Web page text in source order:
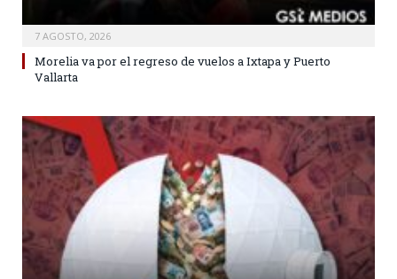
7 AGOSTO, 2026
Morelia va por el regreso de vuelos a Ixtapa y Puerto
Vallarta